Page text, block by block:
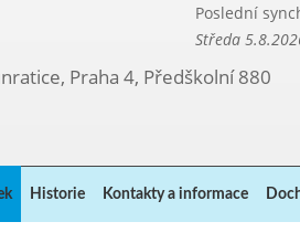
Poslední
Středa
Praha 4, Předškolní 880
Historie Kontakty a informace